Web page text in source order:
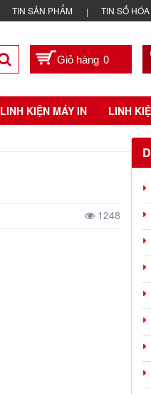
TIN SẢN PHẨM TIN SỐ HÓA
0
LINH KIỆN MÁY IN LINH
1248